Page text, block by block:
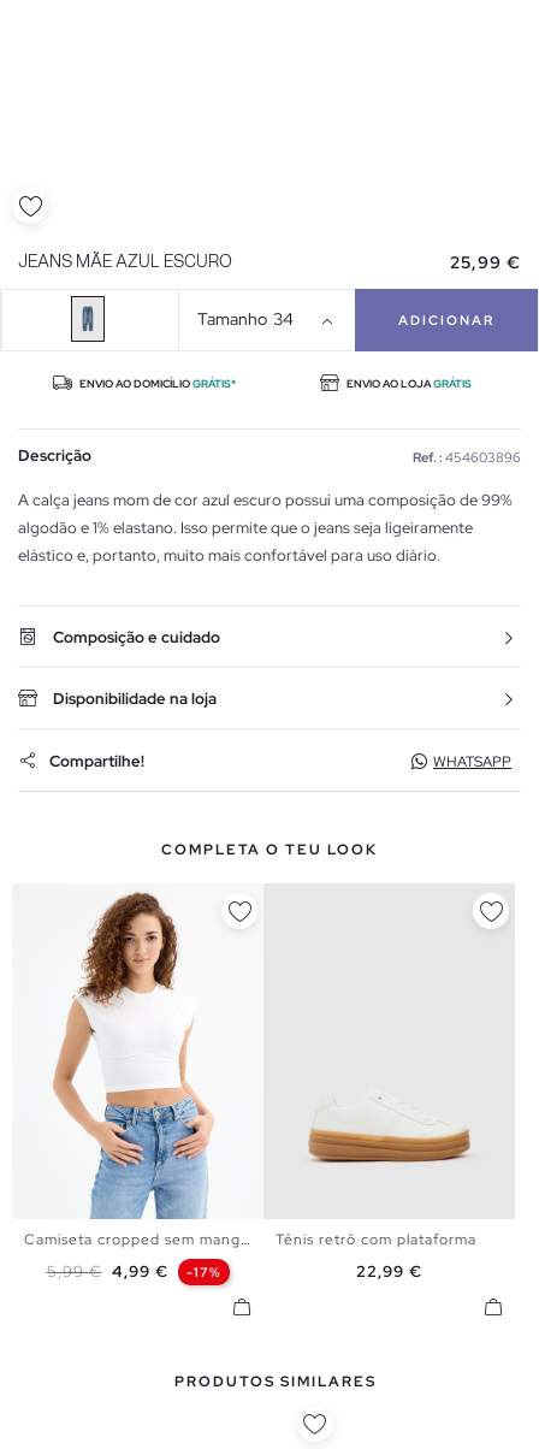
JEANS MÃE AZUL ESCURO 25,99 €
Tamanho 34 ADICIONAR
ENVIO AO DOMICÍLIOGRÁTIS* ENVIO AO LOJAGRÁTIS
Descrição Ref. : 454603896
A calça jeans mom de cor azul escuro possui uma composição de 99%
algodão e 1% elastano. Isso permite que o jeans seja ligeiramente
elástico e, portanto, muito mais confortável para uso diário.
Composição e cuidado
Disponibilidade na loja
Compartilhe! WHATSAPP
COMPLETA O TEU LOOK
S
Camiseta cropped sem mangas
Preço normal
5,99 € Preço
4,99 € -17%
Tênis retrô com plataforma
Preço
22,99 €
PRODUTOS SIMILARES